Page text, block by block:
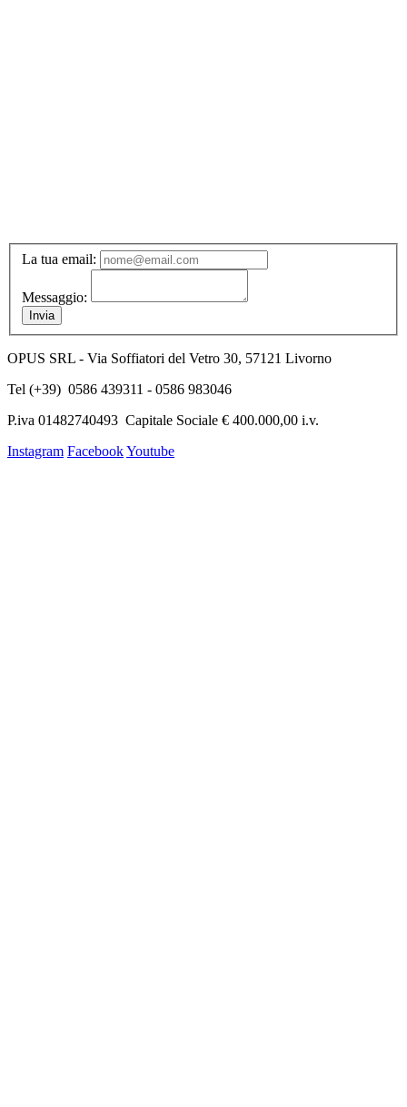
La tua email:
Messaggio:
Invia
OPUS SRL - Via Soffiatori del Vetro 30, 57121 Livorno
Tel (+39) 0586 439311 - 0586 983046
P.iva 01482740493 Capitale Sociale € 400.000,00 i.v.
Instagram FacebookYoutube